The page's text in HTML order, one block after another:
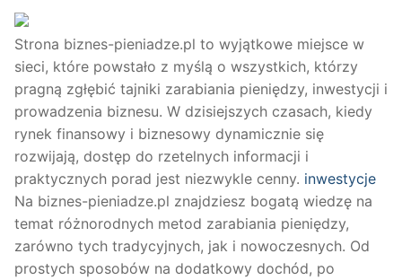
Strona biznes-pieniadze.pl to wyjątkowe miejsce w
sieci, które powstało z myślą o wszystkich, którzy
pragną zgłębić tajniki zarabiania pieniędzy, inwestycji i
prowadzenia biznesu. W dzisiejszych czasach, kiedy
rynek finansowy i biznesowy dynamicznie się
rozwijają, dostęp do rzetelnych informacji i
praktycznych porad jest niezwykle cenny. inwestycje
Na biznes-pieniadze.pl znajdziesz bogatą wiedzę na
temat różnorodnych metod zarabiania pieniędzy,
zarówno tych tradycyjnych, jak i nowoczesnych. Od
prostych sposobów na dodatkowy dochód, po